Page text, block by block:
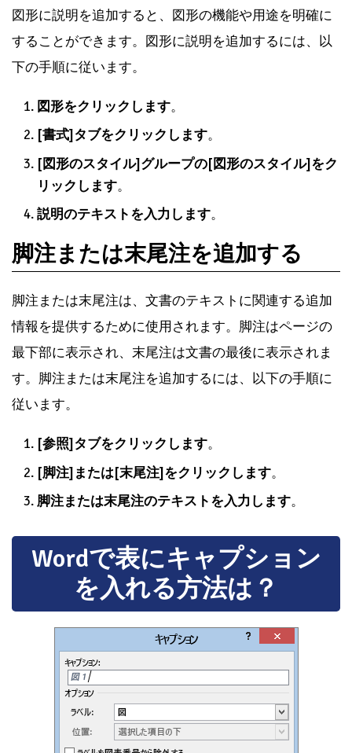
図形に説明を追加すると、図形の機能や用途を明確に
することができます。図形に説明を追加するには、以
下の手順に従います。
図形をクリックします。
[書式]タブをクリックします。
[図形のスタイル]グループの[図形のスタイル]をク
リックします。
説明のテキストを入力します。
脚注または末尾注を追加する
脚注または末尾注は、文書のテキストに関連する追加
情報を提供するために使用されます。脚注はページの
最下部に表示され、末尾注は文書の最後に表示されま
す。脚注または末尾注を追加するには、以下の手順に
従います。
[参照]タブをクリックします。
[脚注]または[末尾注]をクリックします。
脚注または末尾注のテキストを入力します。
Wordで表にキャプション
を入れる方法は？